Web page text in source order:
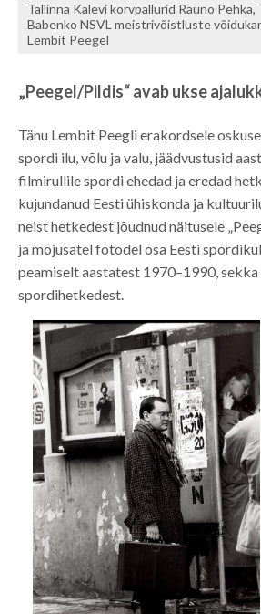
Tallinna Kalevi korvpallurid Rauno
Babenko NSVL meistrivõistluste
Lembit Peegel
„Peegel/Pildis“ avab ukse
Tänu Lembit Peegli erakordsele
spordi ilu, võlu ja valu, jäädvustusid
filmirullile spordi ehedad ja eredad
kujundanud Eesti ühiskonda ja
neist hetkedest jõudnud näitusele
ja mõjusatel fotodel osa Eesti
peamiselt aastatest 1970–1990,
spordihetkedest.